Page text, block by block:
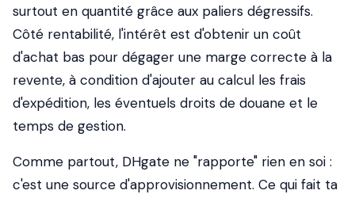
surtout en quantité grâce aux paliers dégressifs.
Côté rentabilité, l'intérêt est d'obtenir un coût
d'achat bas pour dégager une marge correcte à la
revente, à condition d'ajouter au calcul les frais
d'expédition, les éventuels droits de douane et le
temps de gestion.
Comme partout, DHgate ne "rapporte" rien en soi :
c'est une source d'approvisionnement. Ce qui fait ta